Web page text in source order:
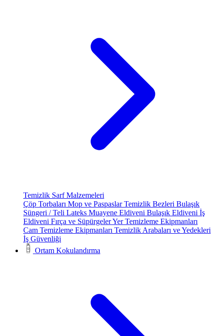
Temizlik Sarf Malzemeleri
Çöp Torbaları Mop ve PaspaslarTemizlik Bezleri Bulaşık
Süngeri / Teli Lateks Muayene Eldiveni Bulaşık Eldiveni İş
Eldiveni Fırça ve SüpürgelerYer Temizleme Ekipmanları
Cam Temizleme Ekipmanları Temizlik Arabaları ve Yedekleri
İş Güvenliği
Ortam Kokulandırma